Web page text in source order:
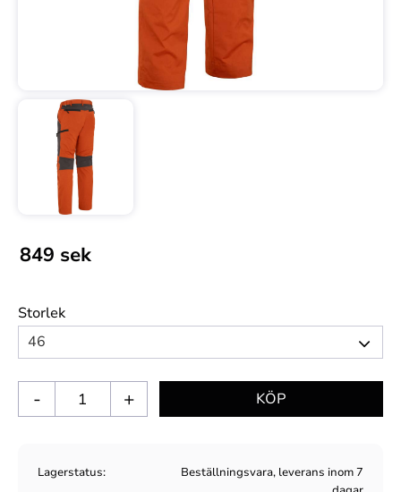
849 sek
Storlek
+
-
Lagerstatus
Beställningsvara, leverans inom 7